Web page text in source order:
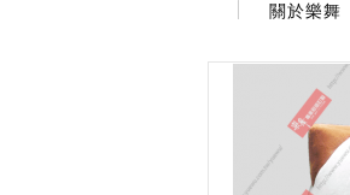
關於樂舞